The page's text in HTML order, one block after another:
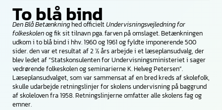
To blå bind
Den Blå Betænkninghed officieltUndervisningsvejledning for
folkeskolenog fik sit tilnavn pga. farven på omslaget. Betænkningen
udkom i to blå bind i hhv. 1960 og 1961 og fyldte imponerende 500
sider. den var et resultat af 2 ½ års arbejde i et læseplansudvalg, der
blev ledet af ”Statskonsulenten for Undervisningsministeriet i sager
vedrørende folkeskolen og seminarierne K. Helveg Petersen”.
Læseplansudvalget, som var sammensat af en bred kreds af skolefolk,
skulle udarbejde retningslinjer for skolens undervisning på baggrund
af skoleloven fra 1958. Retningslinjerne omfatter alle skolens fag og
emner.